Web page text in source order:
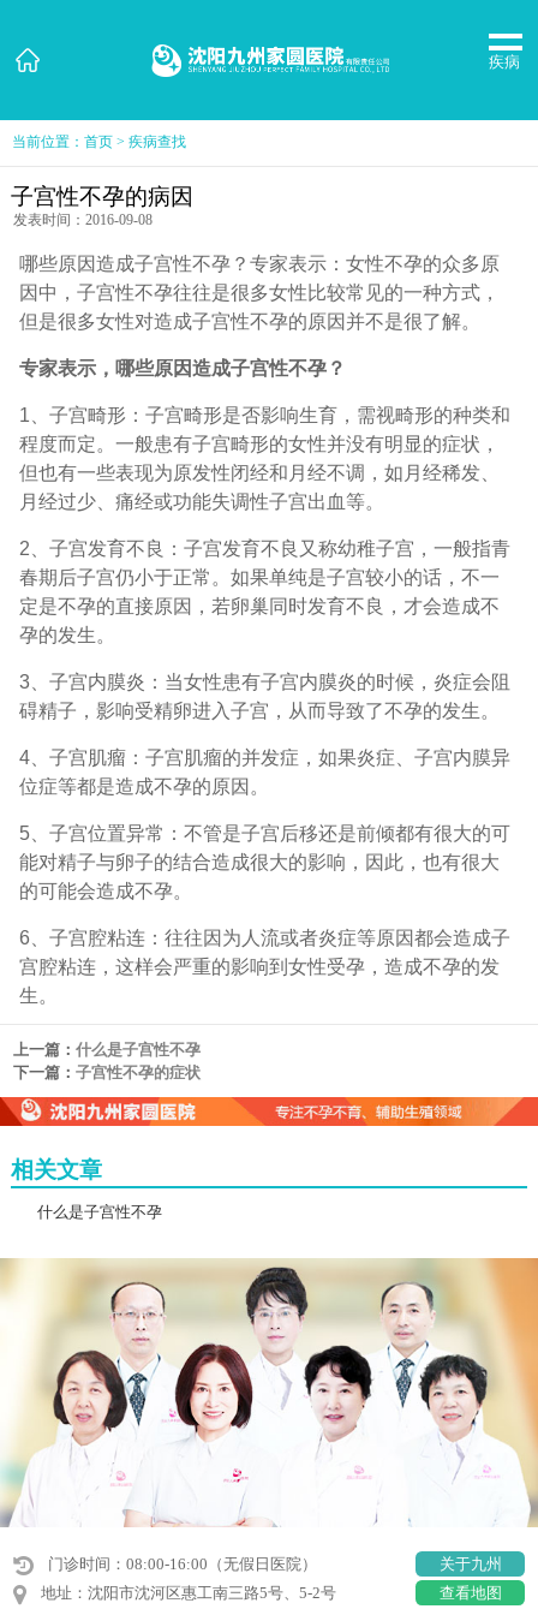
疾病
当前位置： 首页> 疾病查找
子宫性不孕的病因
发表时间：2016-09-08
哪些原因造成子宫性不孕？专家表示：女性不孕的众多原
因中，子宫性不孕往往是很多女性比较常见的一种方式，
但是很多女性对造成子宫性不孕的原因并不是很了解。
专家表示，哪些原因造成子宫性不孕？
1、子宫畸形：子宫畸形是否影响生育，需视畸形的种类和
程度而定。一般患有子宫畸形的女性并没有明显的症状，
但也有一些表现为原发性闭经和月经不调，如月经稀发、
月经过少、痛经或功能失调性子宫出血等。
2、子宫发育不良：子宫发育不良又称幼稚子宫，一般指青
春期后子宫仍小于正常。如果单纯是子宫较小的话，不一
定是不孕的直接原因，若卵巢同时发育不良，才会造成不
孕的发生。
3、子宫内膜炎：当女性患有子宫内膜炎的时候，炎症会阻
碍精子，影响受精卵进入子宫，从而导致了不孕的发生。
4、子宫肌瘤：子宫肌瘤的并发症，如果炎症、子宫内膜异
位症等都是造成不孕的原因。
5、子宫位置异常：不管是子宫后移还是前倾都有很大的可
能对精子与卵子的结合造成很大的影响，因此，也有很大
的可能会造成不孕。
6、子宫腔粘连：往往因为人流或者炎症等原因都会造成子
宫腔粘连，这样会严重的影响到女性受孕，造成不孕的发
生。
上一篇： 什么是子宫性不孕
下一篇： 子宫性不孕的症状
相关文章
什么是子宫性不孕
关于九州
门诊时间：08:00-16:00（无假日医院）
查看地图
地址：沈阳市沈河区惠工南三路5号、5-2号